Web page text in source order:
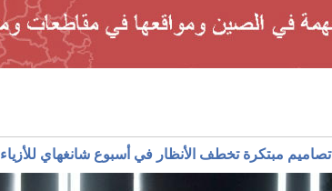
تصاميم مبتكرة تخطف الأنظار في أسبوع شانغهاي للأزياء